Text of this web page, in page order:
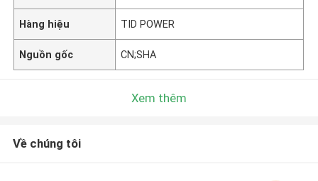
Hàng hiệu TID POWER
Nguồn gốc CN;SHA
Xem thêm
Về chúng tôi